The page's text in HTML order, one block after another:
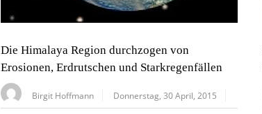
Die Himalaya Region durchzogen von
Erosionen, Erdrutschen und Starkregenfällen
Birgit Hoffmann Donnerstag, 30 April, 2015